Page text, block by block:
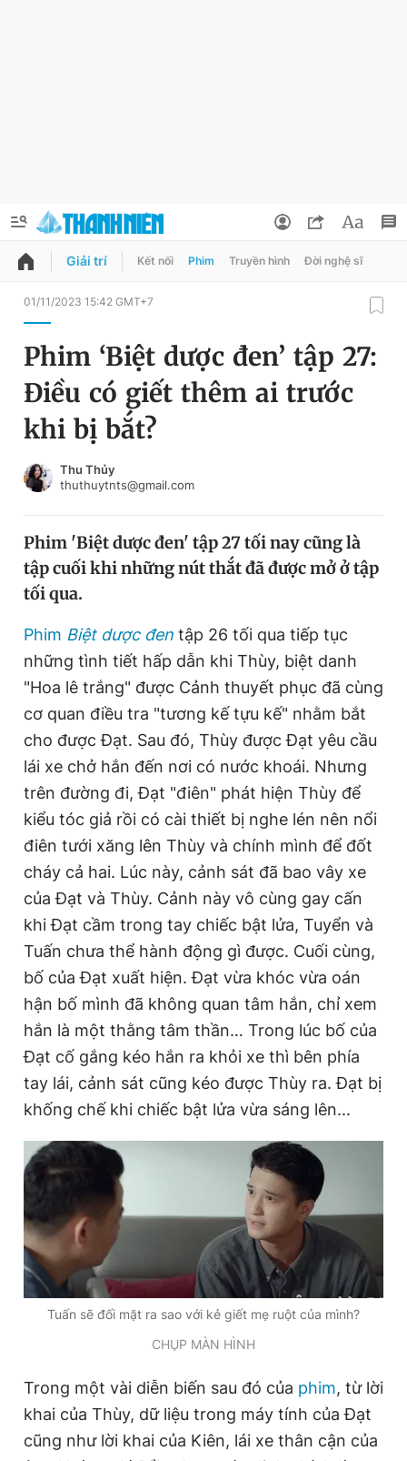
QUẢNG CÁO
Chuyên mục
Chuyên mục khác
Chào ngày mới
Video Magazine
Sản phẩm khác
Tiện ích Bạn cần biết
Thông tin tòa soạn Liên hệ quảng cáo
Đọc Thanh Niên trên điện thoại
Theo dõi báo trên
Hotline
0906 645 777
Liên hệ quảng cáo
0908 780 404
Đặt báo Quảng cáo RSS Tòa soạn Chính sách bảo
Tổng biên tập: Nguyễn Ngọc Toàn
Phó tổng biên tập thường trực: Hải Thành
Phó tổng biên tập: Lâm Hiếu Dũng
Phó tổng biên tập: Trần Việt Hưng
Tổng thư ký tòa soạn: Đức Trung
Giấy phép xuất bản số 110/GP - BTTTT cấp ngày 24.3.2020
© 2003-2026 Bản quyền thuộc về Báo Thanh Niên. Cấm sao
chép dưới mọi hình thức nếu không có sự chấp thuận bằng văn
bản. Phát triển bởi ePi Technologies, JSC.
Đổi mật khẩu
Tin đã lưu
Tin đã xem
Đăng xuất
Giải trí Kết nối Phim Truyền hình Đời nghệ sĩ
01/11/2023 15:42 GMT+7
Phim ‘Biệt dược đen’ tập 27:
Điều có giết thêm ai trước
khi bị bắt?
Thu Thủy
thuthuytnts@gmail.com
Phim 'Biệt dược đen' tập 27 tối nay cũng là
tập cuối khi những nút thắt đã được mở ở tập
tối qua.
Phim Biệt dược đen tập 26 tối qua tiếp tục
những tình tiết hấp dẫn khi Thùy, biệt danh
"Hoa lê trắng" được Cảnh thuyết phục đã cùng
cơ quan điều tra "tương kế tựu kế" nhằm bắt
cho được Đạt. Sau đó, Thùy được Đạt yêu cầu
lái xe chở hắn đến nơi có nước khoái. Nhưng
trên đường đi, Đạt "điên" phát hiện Thùy để
kiểu tóc giả rồi có cài thiết bị nghe lén nên nổi
điên tưới xăng lên Thùy và chính mình để đốt
cháy cả hai. Lúc này, cảnh sát đã bao vây xe
của Đạt và Thùy. Cảnh này vô cùng gay cấn
khi Đạt cầm trong tay chiếc bật lửa, Tuyển và
Tuấn chưa thể hành động gì được. Cuối cùng,
bố của Đạt xuất hiện. Đạt vừa khóc vừa oán
hận bố mình đã không quan tâm hắn, chỉ xem
hắn là một thằng tâm thần… Trong lúc bố của
Đạt cố gắng kéo hắn ra khỏi xe thì bên phía
tay lái, cảnh sát cũng kéo được Thùy ra. Đạt bị
khống chế khi chiếc bật lửa vừa sáng lên...
Tuấn sẽ đối mặt ra sao với kẻ giết mẹ ruột của mình?
CHỤP MÀN HÌNH
Trong một vài diễn biến sau đó của phim, từ lời
khai của Thùy, dữ liệu trong máy tính của Đạt
cũng như lời khai của Kiên, lái xe thân cận của